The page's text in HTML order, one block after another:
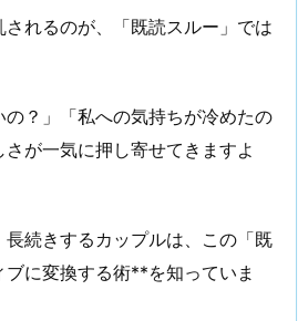
れるのが、「既読スルー」では
の？」「私への気持ちが冷めたの
が一気に押し寄せてきますよ
続きするカップルは、この「既
に変換する術**を知っていま